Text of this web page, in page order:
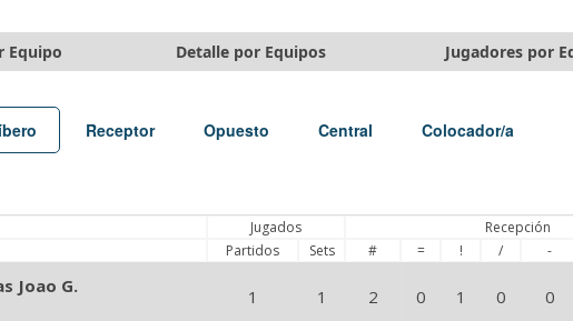
Equipo Detalle por Equipos Jugadores por
Receptor Opuesto Central Colocador/a
Jugados Recepción
Partidos
Sets # = ! / -
Joao G.
1 1 2 0 1 0 0